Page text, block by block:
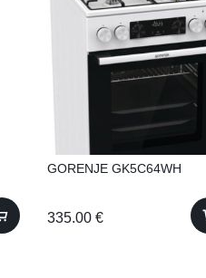
GORENJE GK5C64WH
335.00 €